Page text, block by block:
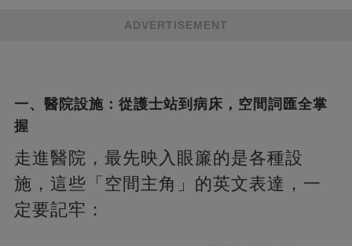
ADVERTISEMENT
一、醫院設施：從護士站到病床，空間詞匯全掌
握
走進醫院，最先映入眼簾的是各種設
施，這些「空間主角」的英文表達，一
定要記牢：